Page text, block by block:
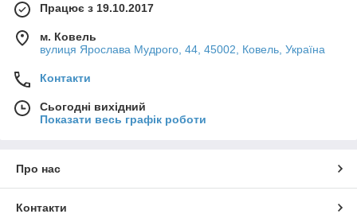
Працює з 19.10.2017
м. Ковель
вулиця Ярослава Мудрого, 44, 45002, Ковель, Україна
Контакти
Сьогодні вихідний
Показати весь графік роботи
Про нас
Контакти